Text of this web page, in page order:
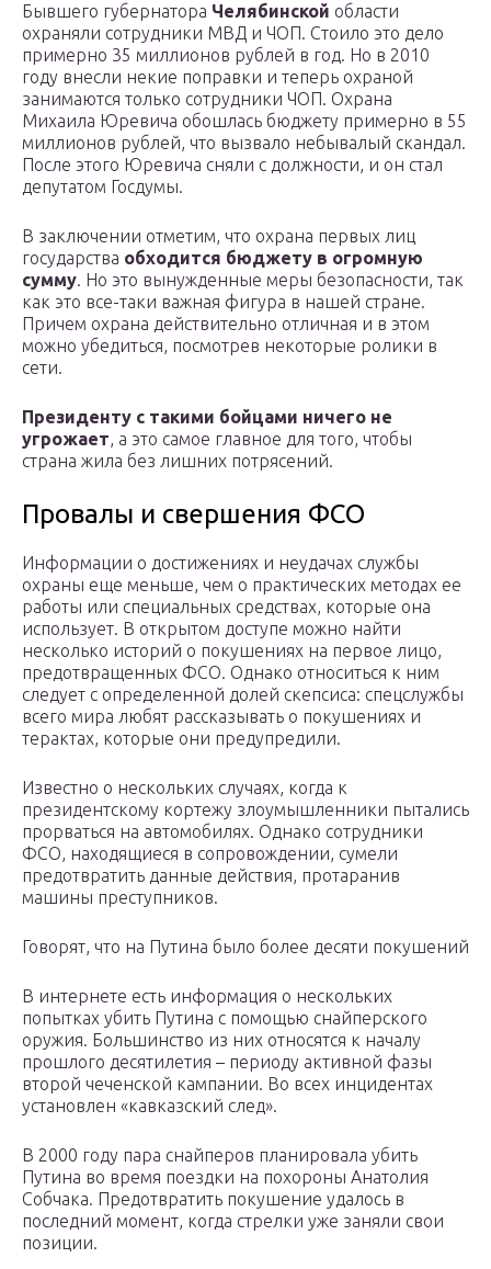
Бывшего губернатора Челябинской области
охраняли сотрудники МВД и ЧОП. Стоило это дело
примерно 35 миллионов рублей в год. Но в 2010
году внесли некие поправки и теперь охраной
занимаются только сотрудники ЧОП. Охрана
Михаила Юревича обошлась бюджету примерно в 55
миллионов рублей, что вызвало небывалый скандал.
После этого Юревича сняли с должности, и он стал
депутатом Госдумы.
В заключении отметим, что охрана первых лиц
государства обходится бюджету в огромную
сумму. Но это вынужденные меры безопасности, так
как это все-таки важная фигура в нашей стране.
Причем охрана действительно отличная и в этом
можно убедиться, посмотрев некоторые ролики в
сети.
Президенту с такими бойцами ничего не
угрожает, а это самое главное для того, чтобы
страна жила без лишних потрясений.
Провалы и свершения ФСО
Информации о достижениях и неудачах службы
охраны еще меньше, чем о практических методах ее
работы или специальных средствах, которые она
использует. В открытом доступе можно найти
несколько историй о покушениях на первое лицо,
предотвращенных ФСО. Однако относиться к ним
следует с определенной долей скепсиса: спецслужбы
всего мира любят рассказывать о покушениях и
терактах, которые они предупредили.
Известно о нескольких случаях, когда к
президентскому кортежу злоумышленники пытались
прорваться на автомобилях. Однако сотрудники
ФСО, находящиеся в сопровождении, сумели
предотвратить данные действия, протаранив
машины преступников.
Говорят, что на Путина было более десяти покушений
В интернете есть информация о нескольких
попытках убить Путина с помощью снайперского
оружия. Большинство из них относятся к началу
прошлого десятилетия – периоду активной фазы
второй чеченской кампании. Во всех инцидентах
установлен «кавказский след».
В 2000 году пара снайперов планировала убить
Путина во время поездки на похороны Анатолия
Собчака. Предотвратить покушение удалось в
последний момент, когда стрелки уже заняли свои
позиции.